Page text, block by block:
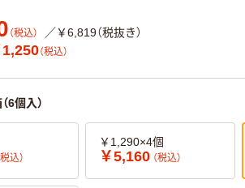
（税込）
／￥6,819（税抜き）
1,250（税込）
6個入）
税込）
￥1,290×4個
￥5,160 （税込）